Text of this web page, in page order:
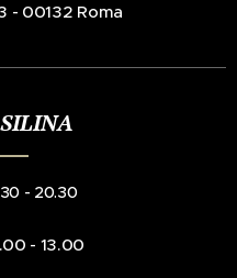
- 00132 Roma
- 20.30
- 13.00